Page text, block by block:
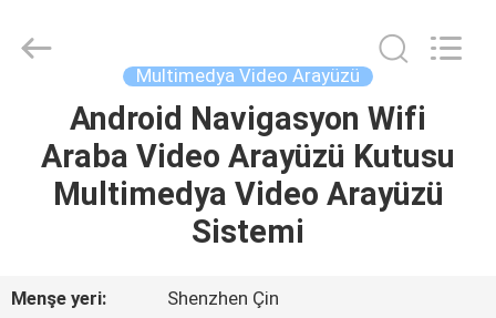
ÜRÜN:%
VİDEOLAR
Electron
Co.,Ltd.
Multimedya Video Arayüzü
Android Navigasyon Wifi
Araba Video Arayüzü Kutusu
Multimedya Video Arayüzü
Sistemi
Menşe yeri:
Shenzhen Çin